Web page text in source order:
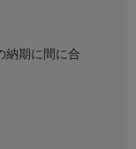
納期に間に合